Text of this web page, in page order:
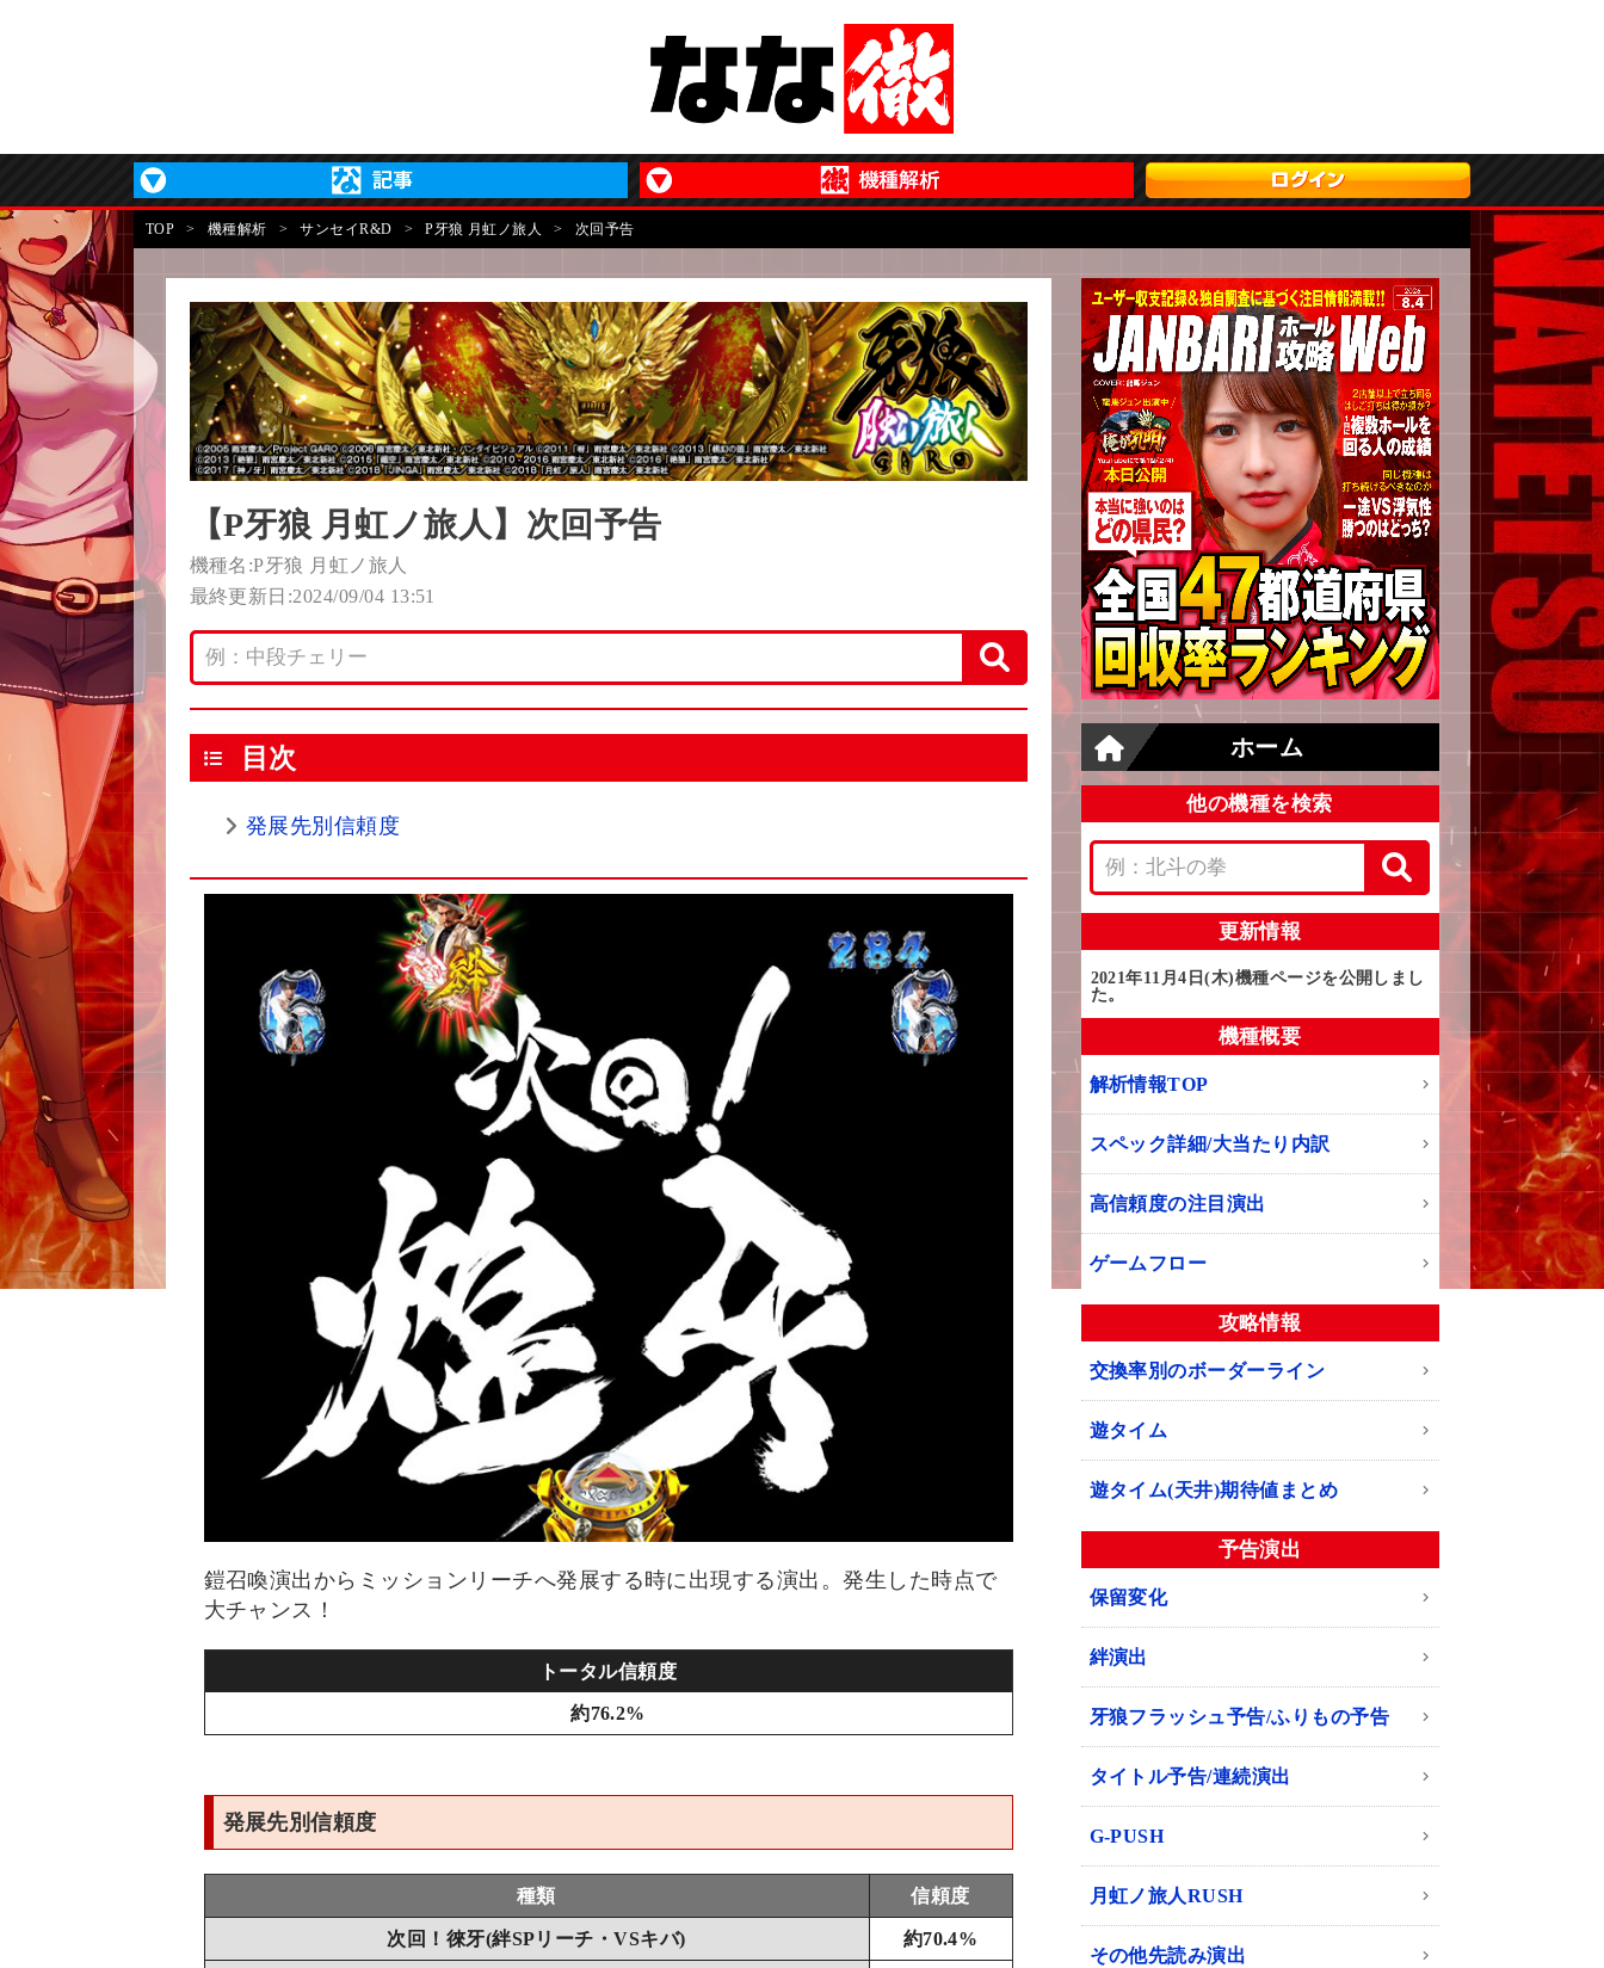
TOP > 機種解析 > サンセイR&D > P牙狼 月虹ノ旅人 > 次回予告
【P牙狼 月虹ノ旅人】次回予告
機種名:P牙狼 月虹ノ旅人
最終更新日:2024/09/04 13:51
目次
発展先別信頼度
鎧召喚演出からミッションリーチへ発展する時に出現する演出。発生した時点で
大チャンス！
トータル信頼度
約76.2%
発展先別信頼度
種類 信頼度
次回！徠牙(絆SPリーチ・VSキバ) 約70.4%
ホーム
他の機種を検索
更新情報
2021年11月4日(木)機種ページを公開しまし
た。
機種概要
解析情報TOP
スペック詳細/大当たり内訳
高信頼度の注目演出
ゲームフロー
攻略情報
交換率別のボーダーライン
遊タイム
遊タイム(天井)期待値まとめ
予告演出
保留変化
絆演出
牙狼フラッシュ予告/ふりもの予告
タイトル予告/連続演出
G-PUSH
月虹ノ旅人RUSH
その他先読み演出